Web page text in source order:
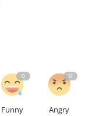
0
Funny
0
Angry